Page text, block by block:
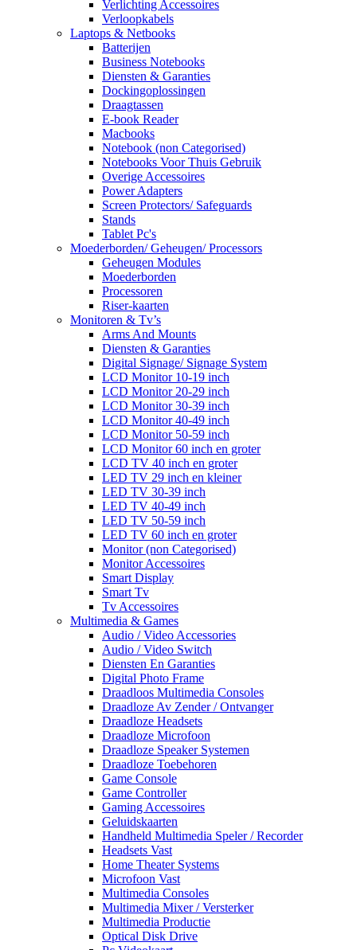
Verlichting Accessoires
Verloopkabels
Laptops & Netbooks
Batterijen
Business Notebooks
Diensten & Garanties
Dockingoplossingen
Draagtassen
E-book Reader
Macbooks
Notebook (non Categorised)
Notebooks Voor Thuis Gebruik
Overige Accessoires
Power Adapters
Screen Protectors/ Safeguards
Stands
Tablet Pc's
Moederborden/ Geheugen/ Processors
Geheugen Modules
Moederborden
Processoren
Riser-kaarten
Monitoren & Tv’s
Arms And Mounts
Diensten & Garanties
Digital Signage/ Signage System
LCD Monitor 10-19 inch
LCD Monitor 20-29 inch
LCD Monitor 30-39 inch
LCD Monitor 40-49 inch
LCD Monitor 50-59 inch
LCD Monitor 60 inch en groter
LCD TV 40 inch en groter
LED TV 29 inch en kleiner
LED TV 30-39 inch
LED TV 40-49 inch
LED TV 50-59 inch
LED TV 60 inch en groter
Monitor (non Categorised)
Monitor Accessoires
Smart Display
Smart Tv
Tv Accessoires
Multimedia & Games
Audio / Video Accessories
Audio / Video Switch
Diensten En Garanties
Digital Photo Frame
Draadloos Multimedia Consoles
Draadloze Av Zender / Ontvanger
Draadloze Headsets
Draadloze Microfoon
Draadloze Speaker Systemen
Draadloze Toebehoren
Game Console
Game Controller
Gaming Accessoires
Geluidskaarten
Handheld Multimedia Speler / Recorder
Headsets Vast
Home Theater Systems
Microfoon Vast
Multimedia Consoles
Multimedia Mixer / Versterker
Multimedia Productie
Optical Disk Drive